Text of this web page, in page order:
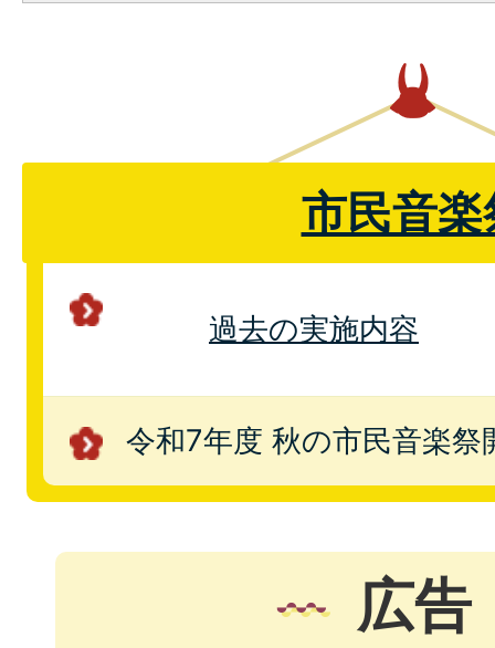
市民音楽
過去の実施内容
令和7年度 秋の市民音楽祭
広告